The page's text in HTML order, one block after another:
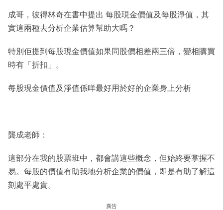
成哥，彼得林奇在書中提出 每股現金價值及每股淨值，其
實這兩種去分析企業估算幫助大嗎？
特別佢提到每股現金價值如果同股價相差兩三倍，變相購買
時有「折扣」。
每股現金價值及淨值係咩最好用於好的企業身上分析
龔成老師：
這部分在我的股票班中，都會講這些概念，但始終要掌握不
易。每股的價值有助我地分析企業的價值，即是有助了解這
刻處平處貴。
廣告